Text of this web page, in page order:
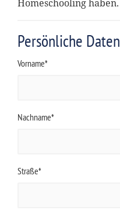
Homeschooling haben.
Persönliche Daten
Vorname*
Nachname*
Straße*